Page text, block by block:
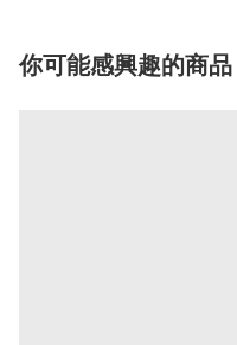
你可能感興趣的商品